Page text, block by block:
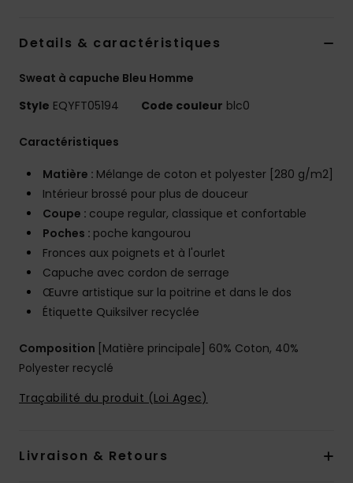
Details & caractéristiques
Sweat à capuche Bleu Homme
Style EQYFT05194 Code couleur blc0
Caractéristiques
Matière : Mélange de coton et polyester [280 g/m2]
Intérieur brossé pour plus de douceur
Coupe : coupe regular, classique et confortable
Poches : poche kangourou
Fronces aux poignets et à l'ourlet
Capuche avec cordon de serrage
Œuvre artistique sur la poitrine et dans le dos
Étiquette Quiksilver recyclée
Composition [Matière principale] 60% Coton, 40%
Polyester recyclé
Traçabilité du produit (Loi Agec)
Livraison & Retours